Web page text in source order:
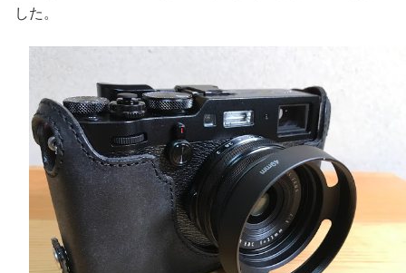
した。